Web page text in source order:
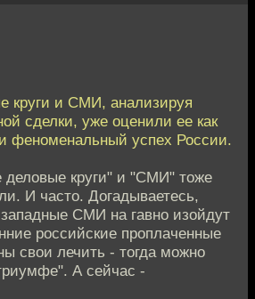
круги и СМИ, анализируя
сделки, уже оценили ее как
феноменальный успех России.
круги" и "СМИ" тоже
И часто. Догадываетесь,
СМИ на гавно изойдут
российские проплаченные
свои лечить - тогда можно
А сейчас -